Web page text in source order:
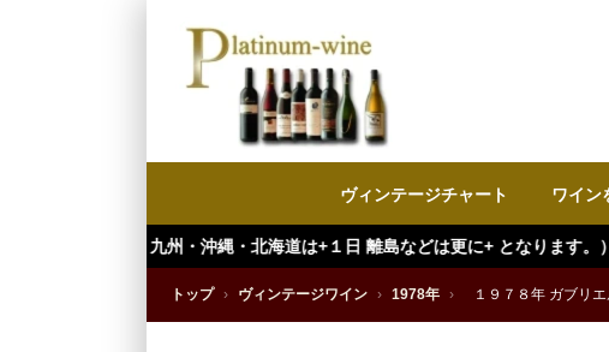
ヴィンテージチャート ワイン
縄・北海道は+１日 離島などは更に+ となります。）
トップ › ヴィンテージワイン › 1978年 › １９７８年 ガブリ